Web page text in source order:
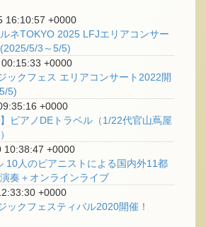
16:10:57 +0000
ネTOKYO 2025 LFJエリアコンサー
5/3～5/5)
+0000
ックフェス エリアコンサート2022開
5)
+0000
】ピアノDEトラベル（1/22代官山蔦屋
10:38:47 +0000
10人のピアニストによる国内外11都
奏＋オンラインライブ
+0000
ックフェスティバル2020開催！